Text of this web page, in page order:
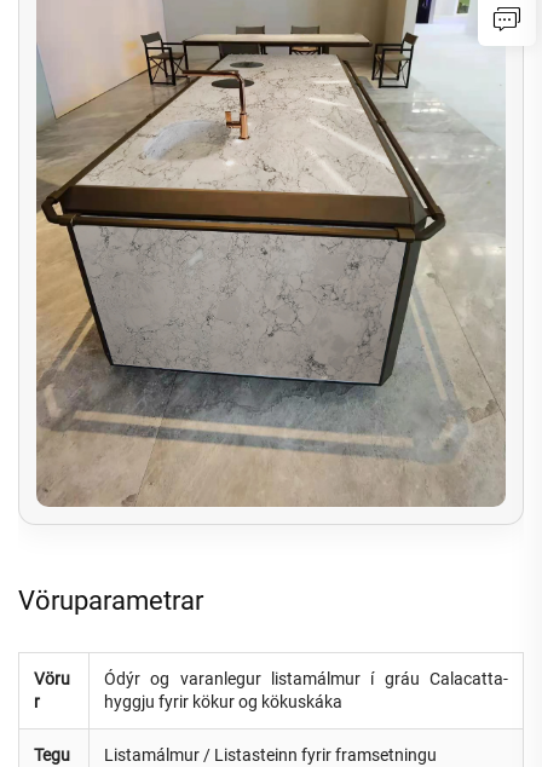
Vöruparametrar
Vöru
r
Ódýr og varanlegur listamálmur í gráu Calacatta-
hyggju fyrir kökur og kökuskáka
Tegu
Listamálmur / Listasteinn fyrir framsetningu